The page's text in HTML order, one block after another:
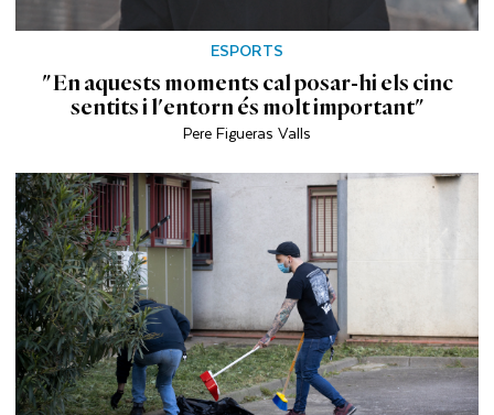
ESPORTS
"En aquests moments cal posar-hi els cinc
sentits i l'entorn és molt important"
Pere Figueras Valls